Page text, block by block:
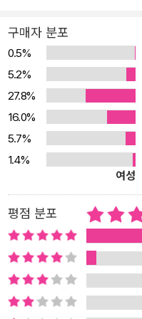
적으로 행동하고, 모호함을
‘우리 같은 불완전한 사람들
완전함‘이 단순히 낭만적인
고, 필요한 삶의 기술인지를 깨닫게 될 것이
리고, 생각만큼 완벽하지 않다 2009년 5월 31일. 파리로 향하던 에
어프랑스 447편은 대서양으
기 만난 폭풍우 때문이었다.
5년간 수천만 킬로미터를 안
법시스템‘때문이었다. 더 정
스템에 길들여진 조종사들이
조종 모드를 수동으로 전환한
은 우왕좌왕하며 참사를 막
것이다. “인간의 불완전함을 보완하기 위해 만들어진, 완벽하다고 믿
었던 기술이 실수를 저지르는
걸까?” 세계적 경제학자 팀 하포드
구매자 분포
0.5%
5.2%
27.8%
16.0%
5.7%
1.4%
여성
평점 분포